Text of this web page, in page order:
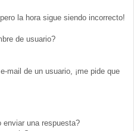
la hora sigue siendo incorrecto!
de usuario?
mail de un usuario, ¡me pide que
enviar una respuesta?